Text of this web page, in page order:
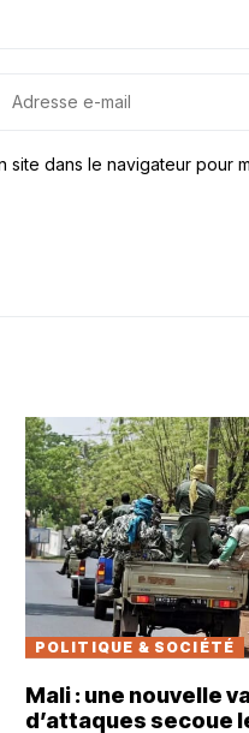
site dans le navigateur pour
POLITIQUE & SOCIÉTÉ
Mali : une nouvelle
d’attaques secoue